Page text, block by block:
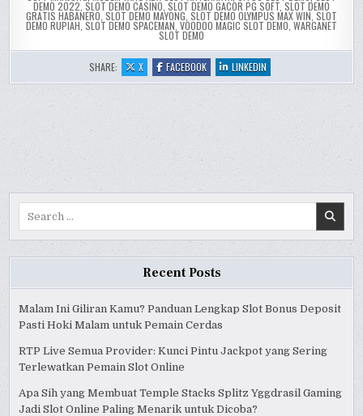
DEMO 2022 SLOT DEMO CASINO SLOT DEMO GACOR PG SOFT SLOT DEMO
GRATIS HABANERO SLOT DEMO MAYONG SLOT DEMO OLYMPUS MAX WIN SLOT
DEMO RUPIAH SLOT DEMO SPACEMAN VOODOO MAGIC SLOT DEMO WARGANET
SLOT DEMO
SHARE: X:
GIRLS
WITH
FACEBOOK:
GIRLS
WITH
LINKEDIN
GIRLS
WITH
Recent Posts
Malam Ini Giliran Kamu? Panduan Lengkap Slot Bonus Deposit
Pasti Hoki Malam untuk Pemain Cerdas
RTP Live Semua Provider: Kunci Pintu Jackpot yang Sering
Terlewatkan Pemain Slot Online
Apa Sih yang Membuat Temple Stacks Splitz Yggdrasil Gaming
Jadi Slot Online Paling Menarik untuk Dicoba?